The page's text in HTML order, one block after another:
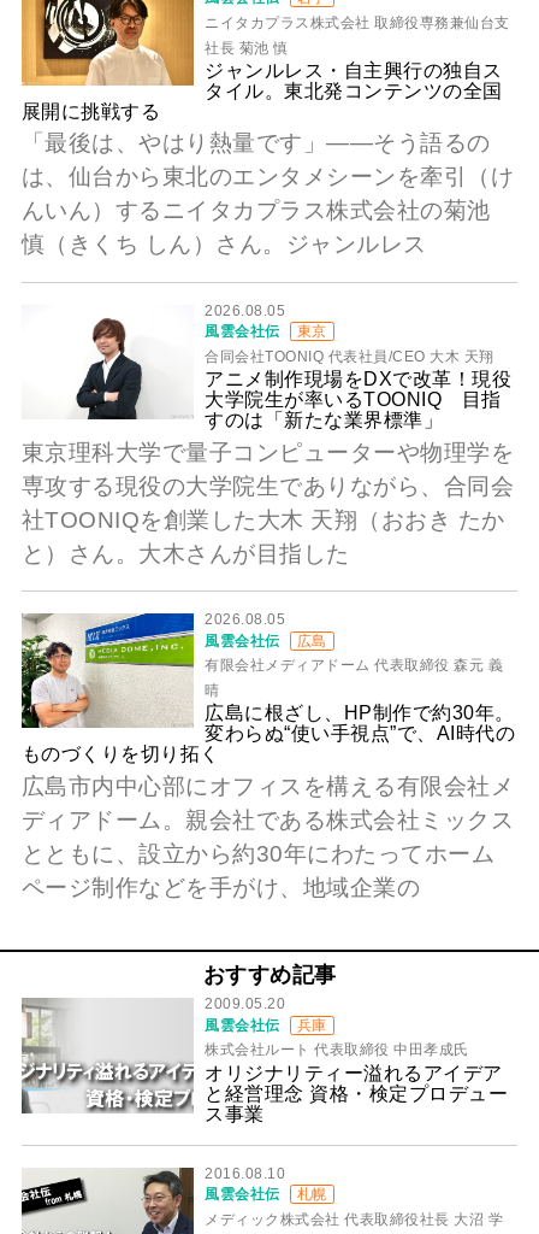
ニイタカプラス株式会社 取締役専務兼仙台支
社長 菊池 慎
ジャンルレス・自主興行の独自ス
タイル。東北発コンテンツの全国
展開に挑戦する
「最後は、やはり熱量です」――そう語るの
は、仙台から東北のエンタメシーンを牽引（け
んいん）するニイタカプラス株式会社の菊池
慎（きくち しん）さん。ジャンルレス
2026.08.05
風雲会社伝
東京
合同会社TOONIQ 代表社員/CEO 大木 天翔
アニメ制作現場をDXで改革！現役
大学院生が率いるTOONIQ 目指
すのは「新たな業界標準」
東京理科大学で量子コンピューターや物理学を
専攻する現役の大学院生でありながら、合同会
社TOONIQを創業した大木 天翔（おおき たか
と）さん。大木さんが目指した
2026.08.05
風雲会社伝
広島
有限会社メディアドーム 代表取締役 森元 義
晴
広島に根ざし、HP制作で約30年。
変わらぬ“使い手視点”で、AI時代の
ものづくりを切り拓く
広島市内中心部にオフィスを構える有限会社メ
ディアドーム。親会社である株式会社ミックス
とともに、設立から約30年にわたってホーム
ページ制作などを手がけ、地域企業の
おすすめ記事
2009.05.20
風雲会社伝
兵庫
株式会社ルート 代表取締役 中田孝成氏
オリジナリティー溢れるアイデア
と経営理念 資格・検定プロデュー
ス事業
2016.08.10
風雲会社伝
札幌
メディック株式会社 代表取締役社長 大沼 学